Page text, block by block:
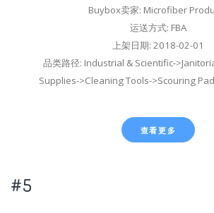
Buybox卖家: Microfiber
运送方式: FBA
上架日期: 2018-02-01
品类路径: Industrial & Scientific-
Supplies->Cleaning Tools->Scouring
查看更多
#5